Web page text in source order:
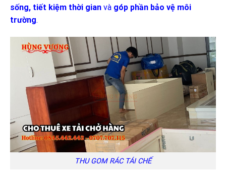
sống, tiết kiệm thời gian và góp phần bảo vệ môi
trường.
THU GOM RÁC TÁI CHẾ